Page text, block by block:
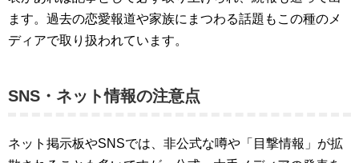
ます。過去の恋愛報道や家族にまつわる話題もこの種のメ
ディアで取り扱われています。
SNS・ネット情報の注意点
ネット掲示板やSNSでは、非公式な噂や「目撃情報」が拡